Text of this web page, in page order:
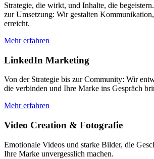
Strategie, die wirkt, und Inhalte, die
zur Umsetzung: Wir gestalten
erreicht.
Mehr erfahren
LinkedIn Marketing
Von der Strategie bis zur Community: Wir
die verbinden und Ihre Marke ins Gespräch
Mehr erfahren
Video Creation & Fotografie
Emotionale Videos und starke Bilder, die
Ihre Marke unvergesslich machen.